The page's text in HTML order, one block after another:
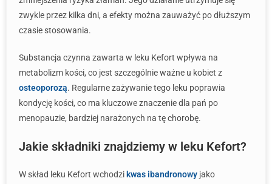
zwykle przez kilka dni, a efekty można zauważyć po dłuższym
czasie stosowania.
Substancja czynna zawarta w leku Kefort wpływa na
metabolizm kości, co jest szczególnie ważne u kobiet z
osteoporozą. Regularne zażywanie tego leku poprawia
kondycję kości, co ma kluczowe znaczenie dla pań po
menopauzie, bardziej narażonych na tę chorobę.
Jakie składniki znajdziemy w leku Kefort?
W skład leku Kefort wchodzi kwas ibandronowy jako